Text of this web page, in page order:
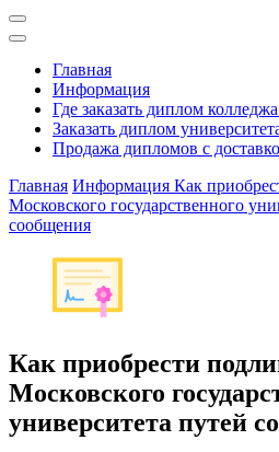
Главная
Информация
Где заказать диплом
Заказать диплом
Продажа дипломов с
Главная Информация Как
Московского государственного
сообщения
Как приобрести
Московского
университета путей